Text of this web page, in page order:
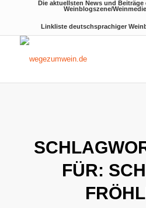
Die aktuellsten News und
Weinblogszene/
Linkliste deutschsprachiger
FÜR: